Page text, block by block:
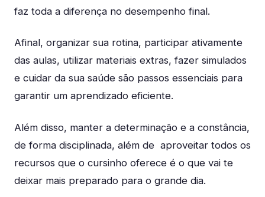
faz toda a diferença no desempenho final.
Afinal, organizar sua rotina, participar ativamente
das aulas, utilizar materiais extras, fazer simulados
e cuidar da sua saúde são passos essenciais para
garantir um aprendizado eficiente.
Além disso, manter a determinação e a constância,
de forma disciplinada, além de aproveitar todos os
recursos que o cursinho oferece é o que vai te
deixar mais preparado para o grande dia.